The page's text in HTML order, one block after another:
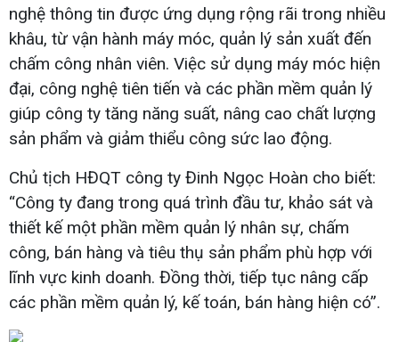
nghệ thông tin được ứng dụng rộng rãi trong nhiều
khâu, từ vận hành máy móc, quản lý sản xuất đến
chấm công nhân viên. Việc sử dụng máy móc hiện
đại, công nghệ tiên tiến và các phần mềm quản lý
giúp công ty tăng năng suất, nâng cao chất lượng
sản phẩm và giảm thiểu công sức lao động.
Chủ tịch HĐQT công ty Đinh Ngọc Hoàn cho biết:
“Công ty đang trong quá trình đầu tư, khảo sát và
thiết kế một phần mềm quản lý nhân sự, chấm
công, bán hàng và tiêu thụ sản phẩm phù hợp với
lĩnh vực kinh doanh. Đồng thời, tiếp tục nâng cấp
các phần mềm quản lý, kế toán, bán hàng hiện có”.